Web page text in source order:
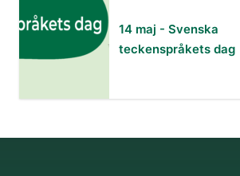
14 maj - Svenska
teckenspråkets dag